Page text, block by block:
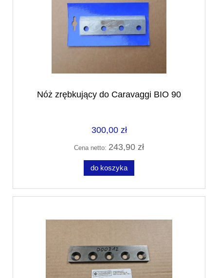
Nóż zrębkujący do Caravaggi BIO 90
300,00 zł
Cena netto: 243,90 zł
do koszyka